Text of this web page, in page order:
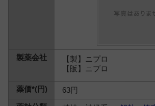
【製】ニプロ
【販】ニプロ
63円